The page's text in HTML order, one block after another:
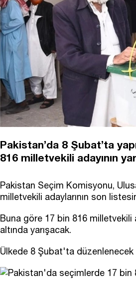
Pakistan’da 8 Şubat’ta
816 milletvekili adayının
Pakistan Seçim Komisyonu,
milletvekili adaylarının son
Buna göre 17 bin 816 milletvekili
altında yarışacak.
Ülkede 8 Şubat'ta